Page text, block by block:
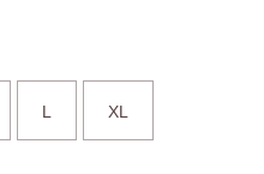
L XL